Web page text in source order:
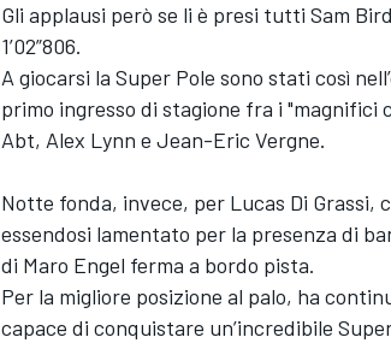
ENDURANCE/GT
Gli applausi però se li è presi tutti Sam
1’02”806.
A giocarsi la Super Pole sono stati così
primo ingresso di stagione fra i "magnifici
Abt, Alex Lynn e Jean-Eric Vergne.
Notte fonda, invece, per Lucas Di Grassi,
essendosi lamentato per la presenza di
di Maro Engel ferma a bordo pista.
Per la migliore posizione al palo, ha
capace di conquistare un’incredibile